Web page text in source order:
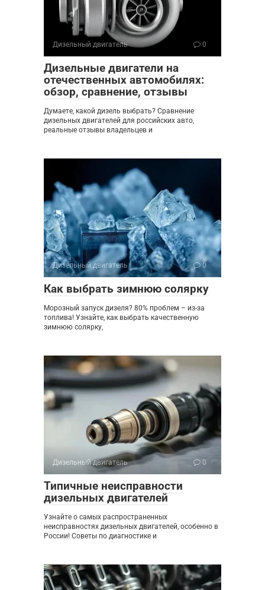
Дизельный двигатель 0
Дизельные двигатели на
отечественных автомобилях:
обзор, сравнение, отзывы
Думаете, какой дизель выбрать? Сравнение
дизельных двигателей для российских авто,
реальные отзывы владельцев и
Дизельный двигатель 0
Как выбрать зимнюю солярку
Морозный запуск дизеля? 80% проблем – из-за
топлива! Узнайте, как выбрать качественную
зимнюю солярку,
Дизельный двигатель 0
Типичные неисправности
дизельных двигателей
Узнайте о самых распространенных
неисправностях дизельных двигателей, особенно в
России! Советы по диагностике и